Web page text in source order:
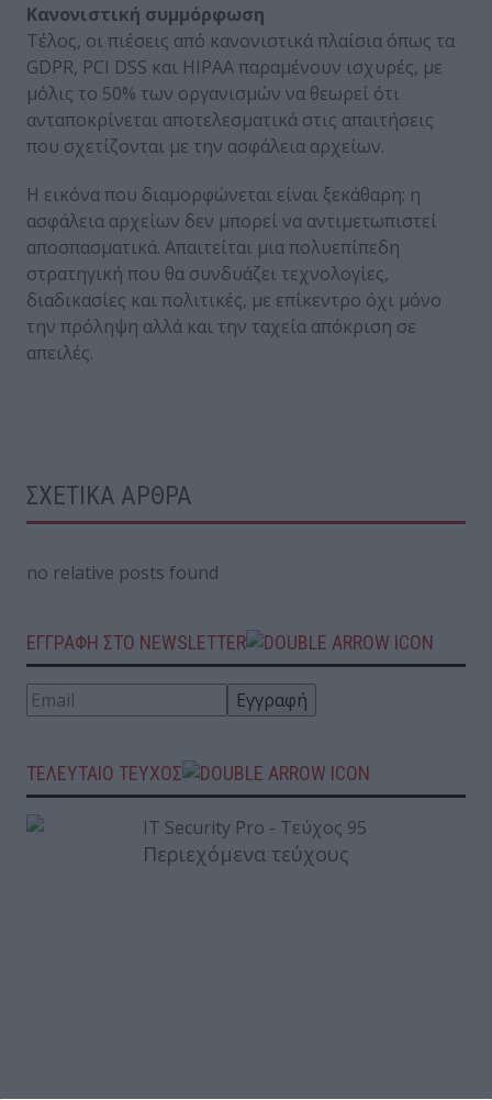
Κανονιστική συμμόρφωση
Τέλος, οι πιέσεις από κανονιστικά πλαίσια όπως τα
GDPR, PCI DSS και HIPAA παραμένουν ισχυρές, με
μόλις το 50% των οργανισμών να θεωρεί ότι
ανταποκρίνεται αποτελεσματικά στις απαιτήσεις
που σχετίζονται με την ασφάλεια αρχείων.
Η εικόνα που διαμορφώνεται είναι ξεκάθαρη: η
ασφάλεια αρχείων δεν μπορεί να αντιμετωπιστεί
αποσπασματικά. Απαιτείται μια πολυεπίπεδη
στρατηγική που θα συνδυάζει τεχνολογίες,
διαδικασίες και πολιτικές, με επίκεντρο όχι μόνο
την πρόληψη αλλά και την ταχεία απόκριση σε
απειλές.
ΣΧΕΤΙΚΑ ΑΡΘΡΑ
no relative posts found
ΕΓΓΡΑΦΗ ΣΤΟ NEWSLETTER
ΤΕΛΕΥΤΑΙΟ ΤΕΥΧΟΣ
Περιεχόμενα τεύχους